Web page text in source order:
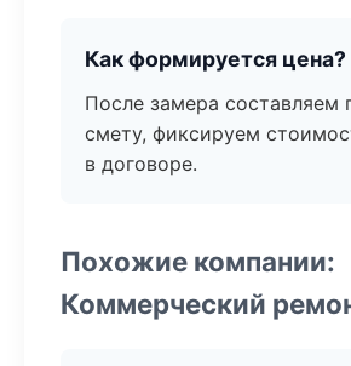
Как формируется цена?
После замера составляем
смету, фиксируем
в договоре.
Похожие компании:
Коммерческий